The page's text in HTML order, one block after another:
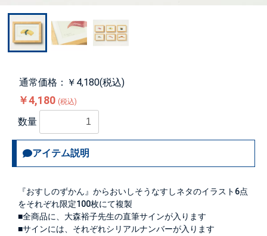
通常価格：￥4,180(税込)
￥4,180 (税込)
数量
アイテム説明
『おすしのずかん』からおいしそうなすしネタのイラスト6点
をそれぞれ限定100枚にて複製
■全商品に、大森裕子先生の直筆サインが入ります
■サインには、それぞれシリアルナンバーが入ります